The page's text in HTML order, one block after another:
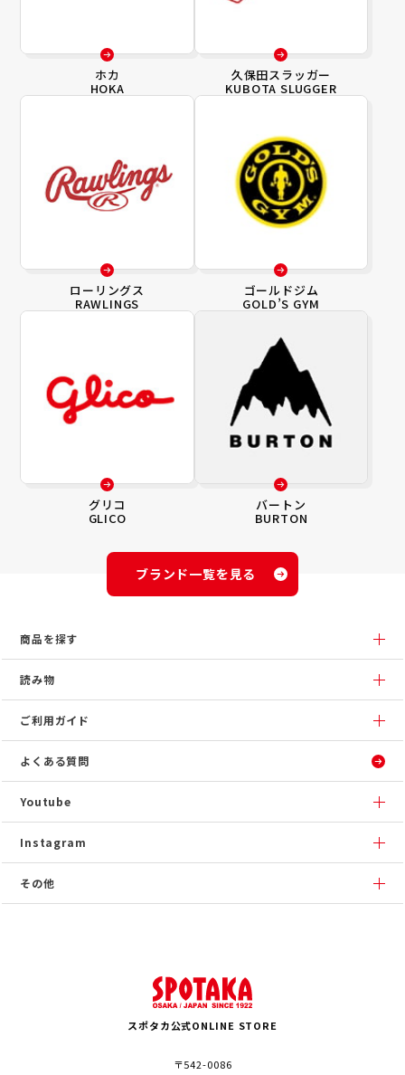
ホカ
HOKA
久保田スラッガー
KUBOTA SLUGGER
ローリングス
RAWLINGS
ゴールドジム
GOLD’S GYM
グリコ
GLICO
バートン
BURTON
ブランド一覧を見る
商品を探す
読み物
ご利用ガイド
よくある質問
Youtube
Instagram
その他
スポタカ公式ONLINE STORE
〒542-0086